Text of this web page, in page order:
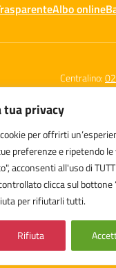
tua privacy
per offrirti
preferenze e ripetendo le
acconsenti all'uso di
clicca sul bottone
per rifiutarli tutti.
Rifiuta
Albo online
Centralino:
Istituto Comprensivo
Leone Tolstoj
Via Zuara 7/9, Milano